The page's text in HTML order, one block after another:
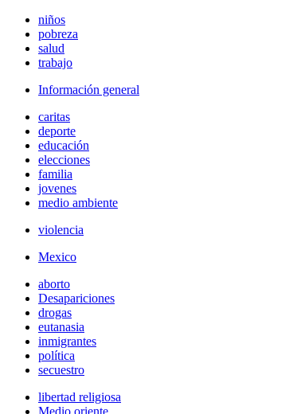
niños
pobreza
salud
trabajo
Información general
caritas
deporte
educación
elecciones
familia
jovenes
medio ambiente
violencia
Mexico
aborto
Desapariciones
drogas
eutanasia
inmigrantes
política
secuestro
libertad religiosa
Medio oriente